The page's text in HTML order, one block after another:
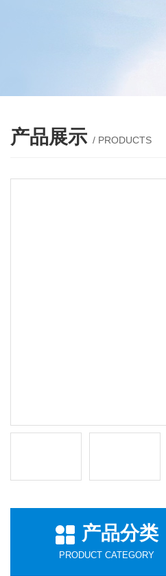
产品展示 / PRODUCTS
产品分类
PRODUCT CATEGORY